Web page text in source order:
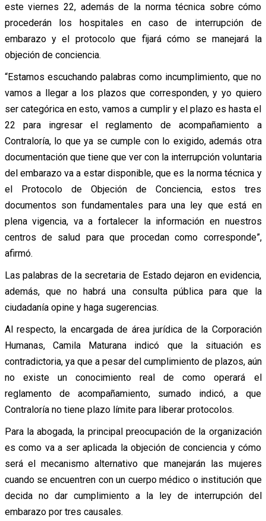
este viernes 22, además de la norma técnica sobre cómo
procederán los hospitales en caso de interrupción de
embarazo y el protocolo que fijará cómo se manejará la
objeción de conciencia.
“Estamos escuchando palabras como incumplimiento, que no
vamos a llegar a los plazos que corresponden, y yo quiero
ser categórica en esto, vamos a cumplir y el plazo es hasta el
22 para ingresar el reglamento de acompañamiento a
Contraloría, lo que ya se cumple con lo exigido, además otra
documentación que tiene que ver con la interrupción voluntaria
del embarazo va a estar disponible, que es la norma técnica y
el Protocolo de Objeción de Conciencia, estos tres
documentos son fundamentales para una ley que está en
plena vigencia, va a fortalecer la información en nuestros
centros de salud para que procedan como corresponde”,
afirmó.
Las palabras de la secretaria de Estado dejaron en evidencia,
además, que no habrá una consulta pública para que la
ciudadanía opine y haga sugerencias.
Al respecto, la encargada de área jurídica de la Corporación
Humanas, Camila Maturana indicó que la situación es
contradictoria, ya que a pesar del cumplimiento de plazos, aún
no existe un conocimiento real de como operará el
reglamento de acompañamiento, sumado indicó, a que
Contraloría no tiene plazo límite para liberar protocolos.
Para la abogada, la principal preocupación de la organización
es como va a ser aplicada la objeción de conciencia y cómo
será el mecanismo alternativo que manejarán las mujeres
cuando se encuentren con un cuerpo médico o institución que
decida no dar cumplimiento a la ley de interrupción del
embarazo por tres causales.